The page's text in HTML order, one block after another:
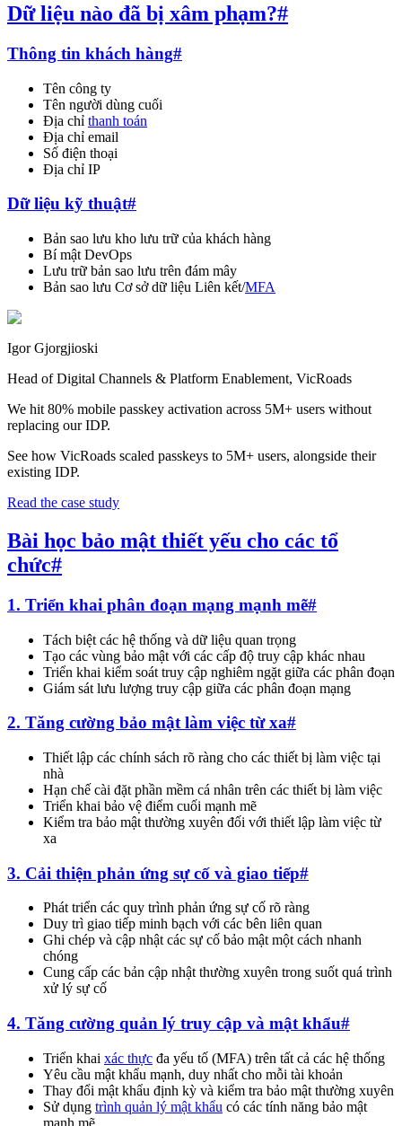
Dữ liệu nào đã bị xâm phạm?#
Thông tin khách hàng#
Tên công ty
Tên người dùng cuối
Địa chỉ thanh toán
Địa chỉ email
Số điện thoại
Địa chỉ IP
Dữ liệu kỹ thuật#
Bản sao lưu kho lưu trữ của khách hàng
Bí mật DevOps
Lưu trữ bản sao lưu trên đám mây
Bản sao lưu Cơ sở dữ liệu Liên kết/MFA
Igor Gjorgjioski
Head of Digital Channels & Platform Enablement, VicRoads
We hit 80% mobile passkey activation across 5M+ users without
replacing our IDP.
See how VicRoads scaled passkeys to 5M+ users, alongside their
existing IDP.
Read the case study
Bài học bảo mật thiết yếu cho các tổ
chức#
1. Triển khai phân đoạn mạng mạnh mẽ#
Tách biệt các hệ thống và dữ liệu quan trọng
Tạo các vùng bảo mật với các cấp độ truy cập khác nhau
Triển khai kiểm soát truy cập nghiêm ngặt giữa các phân đoạn
Giám sát lưu lượng truy cập giữa các phân đoạn mạng
2. Tăng cường bảo mật làm việc từ xa#
Thiết lập các chính sách rõ ràng cho các thiết bị làm việc tại
nhà
Hạn chế cài đặt phần mềm cá nhân trên các thiết bị làm việc
Triển khai bảo vệ điểm cuối mạnh mẽ
Kiểm tra bảo mật thường xuyên đối với thiết lập làm việc từ
xa
3. Cải thiện phản ứng sự cố và giao tiếp#
Phát triển các quy trình phản ứng sự cố rõ ràng
Duy trì giao tiếp minh bạch với các bên liên quan
Ghi chép và cập nhật các sự cố bảo mật một cách nhanh
chóng
Cung cấp các bản cập nhật thường xuyên trong suốt quá trình
xử lý sự cố
4. Tăng cường quản lý truy cập và mật khẩu#
Triển khai xác thực đa yếu tố (MFA) trên tất cả các hệ thống
Yêu cầu mật khẩu mạnh, duy nhất cho mỗi tài khoản
Thay đổi mật khẩu định kỳ và kiểm tra bảo mật thường xuyên
Sử dụng trình quản lý mật khẩu có các tính năng bảo mật
mạnh mẽ